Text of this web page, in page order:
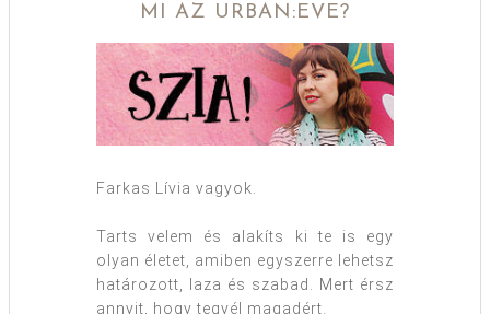
MI AZ URBAN:EVE?
Farkas Lívia vagyok.
Tarts velem és alakíts ki te is egy
olyan életet, amiben egyszerre lehetsz
határozott, laza és szabad. Mert érsz
annyit, hogy tegyél magadért.